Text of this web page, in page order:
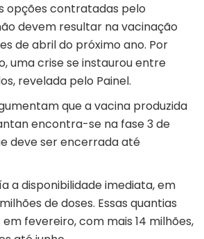
opções contratadas pelo
devem resultar na vacinação
de abril do próximo ano. Por
uma crise se instaurou entre
revelada pelo Painel.
que a vacina produzida
encontra-se na fase 3 de
deve ser encerrada até
a disponibilidade imediata, em
de doses. Essas quantias
fevereiro, com mais 14 milhões,